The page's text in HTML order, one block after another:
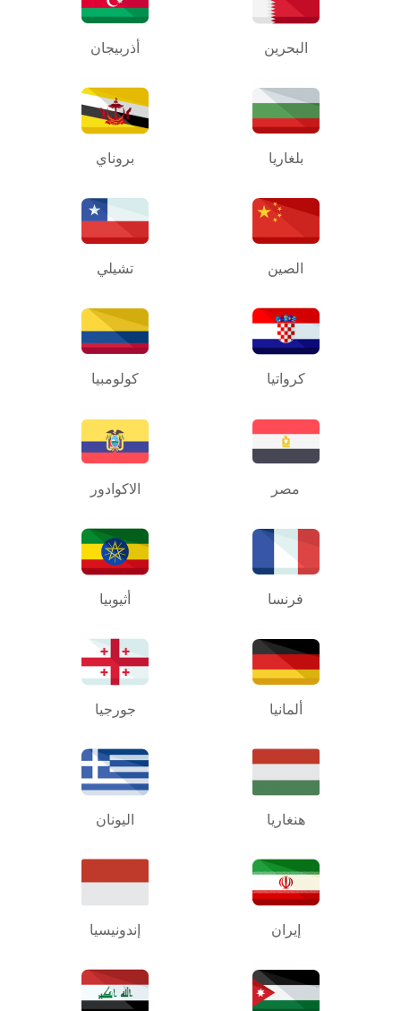
أذربيجان البحرين
بروناي بلغاريا
تشيلي الصين
كولومبيا كرواتيا
الاكوادور مصر
أثيوبيا فرنسا
جورجيا ألمانيا
اليونان هنغاريا
إندونيسيا إيران